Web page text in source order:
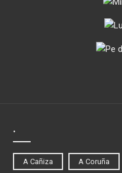
.
A Cañiza A Coruña